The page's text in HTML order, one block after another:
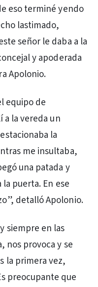
eso terminé yendo
lastimado,
señor le daba a la
y apoderada
Apolonio.
equipo de
a la vereda un
la
me insultaba,
una patada y
puerta. En ese
detalló Apolonio.
siempre en las
nos provoca y se
la primera vez,
preocupante que